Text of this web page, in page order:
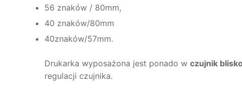
56 znaków / 80mm,
40 znaków/80mm
40znaków/57mm.
Drukarka wyposażona jest ponado w czujnik
regulacji czujnika.